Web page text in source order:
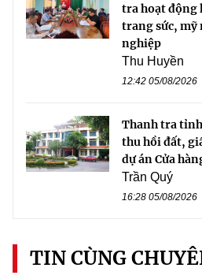
tra hoạt động
trang sức, mỹ
nghiệp
Thu Huyền
12:42 05/08/2026
Thanh tra
thu hồi đất,
dự án Cửa
Trần Quý
16:28 05/08/2026
TIN CÙNG